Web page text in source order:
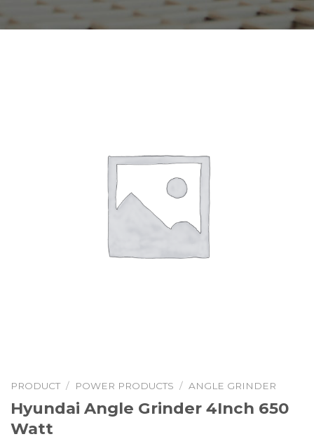
PRODUCT / POWER PRODUCTS / ANGLE GRINDER
Hyundai Angle Grinder 4Inch 650
Watt